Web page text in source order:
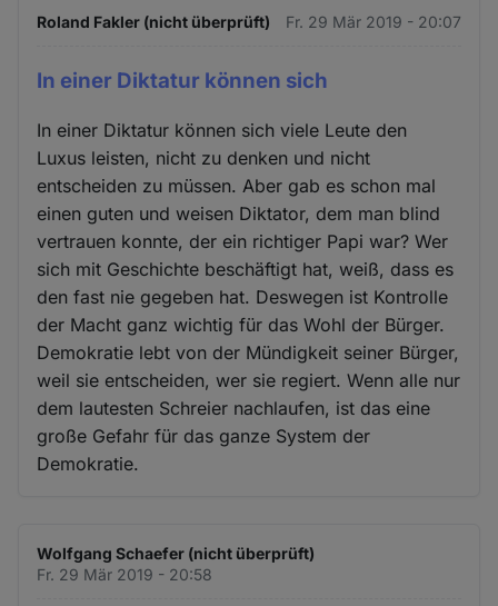
Roland Fakler (nicht überprüft) Fr. 29 Mär 2019 - 20:07
In einer Diktatur können sich
In einer Diktatur können sich viele Leute den
Luxus leisten, nicht zu denken und nicht
entscheiden zu müssen. Aber gab es schon mal
einen guten und weisen Diktator, dem man blind
vertrauen konnte, der ein richtiger Papi war? Wer
sich mit Geschichte beschäftigt hat, weiß, dass es
den fast nie gegeben hat. Deswegen ist Kontrolle
der Macht ganz wichtig für das Wohl der Bürger.
Demokratie lebt von der Mündigkeit seiner Bürger,
weil sie entscheiden, wer sie regiert. Wenn alle nur
dem lautesten Schreier nachlaufen, ist das eine
große Gefahr für das ganze System der
Demokratie.
Wolfgang Schaefer (nicht überprüft)
Fr. 29 Mär 2019 - 20:58